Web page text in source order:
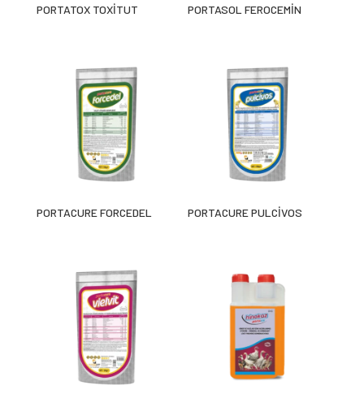
PORTATOX TOXİTUT PORTASOL FEROCEMİN
PORTACURE FORCEDEL PORTACURE PULCİVOS